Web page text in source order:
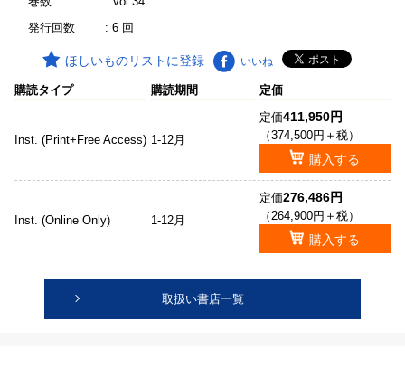
発行回数
: 6 回
ほしいものリストに登録 いいね
購読タイプ 購読期間 定価
Inst. (Print+Free Access) 1-12月
定価411,950円
（374,500円＋税）
購入する
Inst. (Online Only) 1-12月
定価276,486円
（264,900円＋税）
購入する
取扱い書店一覧